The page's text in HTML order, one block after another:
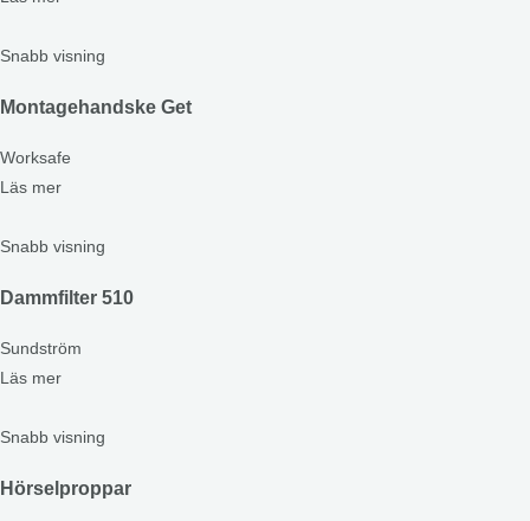
Snabb visning
Montagehandske Get
Worksafe
Läs mer
Snabb visning
Dammfilter 510
Sundström
Läs mer
Snabb visning
Hörselproppar